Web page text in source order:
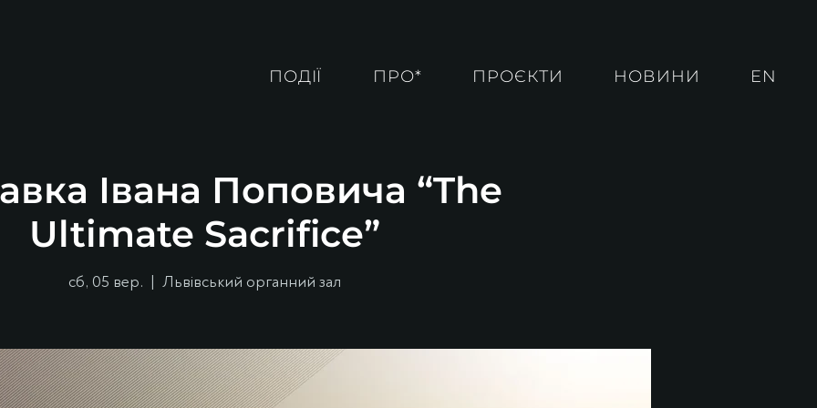
ПОДІЇ ПРО* ПРОЄКТИ НОВИНИ EN
Івана Поповича “The
Ultimate Sacrifice”
сб, 05 вер.
  |
Львівський органний зал